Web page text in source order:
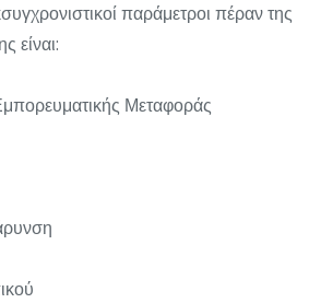
παράμετροι πέραν της
είναι:
Μεταφοράς